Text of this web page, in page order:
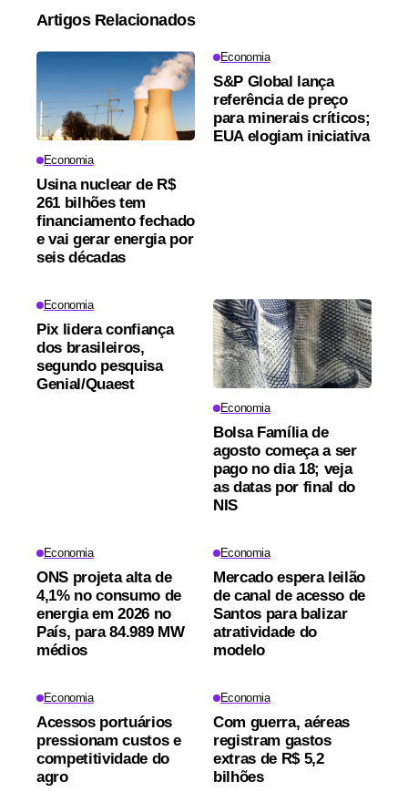
Artigos Relacionados
Economia
Usina nuclear de R$
261 bilhões tem
financiamento fechado
e vai gerar energia por
seis décadas
Economia
S&P Global lança
referência de preço
para minerais críticos;
EUA elogiam iniciativa
Economia
Pix lidera confiança
dos brasileiros,
segundo pesquisa
Genial/Quaest
Economia
Bolsa Família de
agosto começa a ser
pago no dia 18; veja
as datas por final do
NIS
Economia
ONS projeta alta de
4,1% no consumo de
energia em 2026 no
País, para 84.989 MW
médios
Economia
Mercado espera leilão
de canal de acesso de
Santos para balizar
atratividade do
modelo
Economia
Acessos portuários
pressionam custos e
competitividade do
agro
Economia
Com guerra, aéreas
registram gastos
extras de R$ 5,2
bilhões